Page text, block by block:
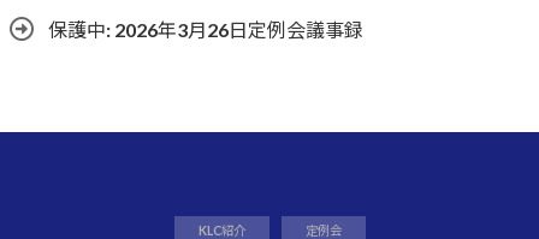
保護中: 2026年3月26日定例会議事録
KLC紹介 定例会